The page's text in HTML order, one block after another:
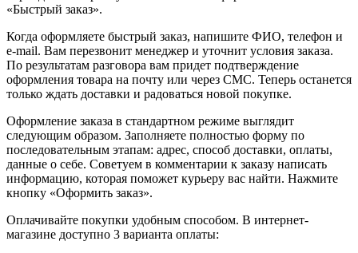
«Быстрый заказ».
Когда оформляете быстрый заказ, напишите ФИО, телефон и
e-mail. Вам перезвонит менеджер и уточнит условия заказа.
По результатам разговора вам придет подтверждение
оформления товара на почту или через СМС. Теперь останется
только ждать доставки и радоваться новой покупке.
Оформление заказа в стандартном режиме выглядит
следующим образом. Заполняете полностью форму по
последовательным этапам: адрес, способ доставки, оплаты,
данные о себе. Советуем в комментарии к заказу написать
информацию, которая поможет курьеру вас найти. Нажмите
кнопку «Оформить заказ».
Оплачивайте покупки удобным способом. В интернет-
магазине доступно 3 варианта оплаты: